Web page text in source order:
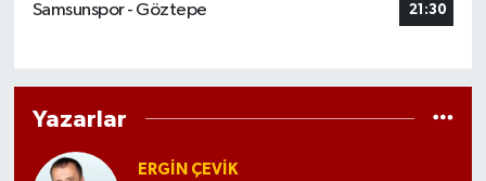
Samsunspor - Göztepe
21:30
Yazarlar
ERGIN ÇEVİK